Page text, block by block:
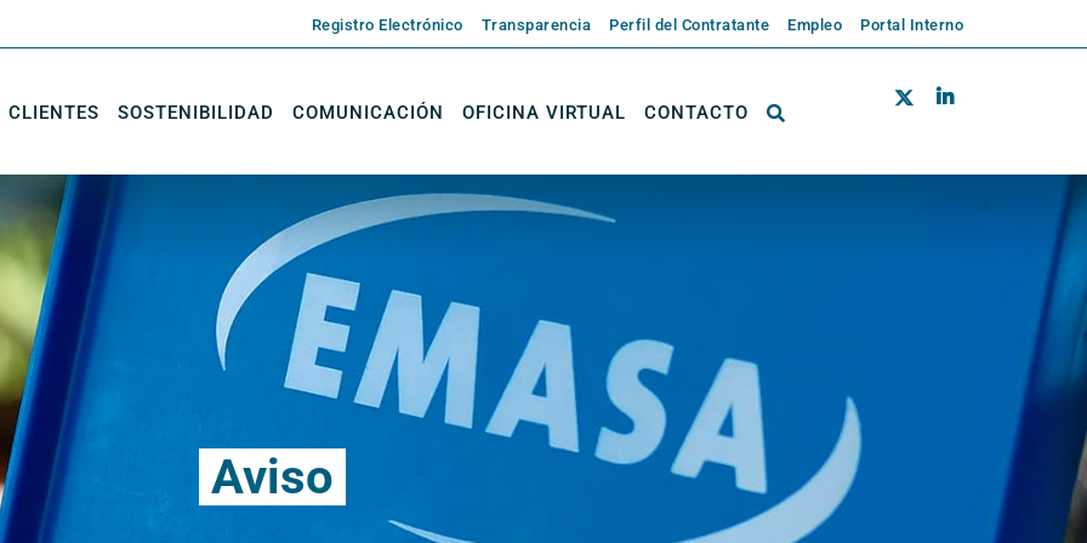
Registro Electrónico Transparencia Perfil del Contratante Empleo Portal Interno
CLIENTES SOSTENIBILIDAD COMUNICACIÓN OFICINA VIRTUAL CONTACTO
Aviso